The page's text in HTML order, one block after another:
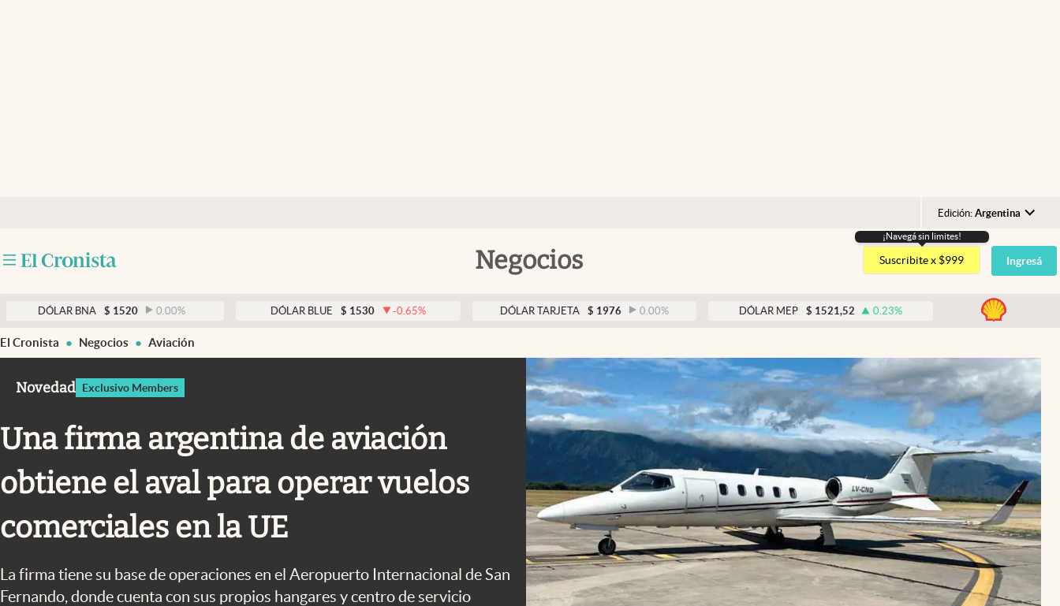
Edición: Argentina
Argentina
España
USA
Negocios
Infotechnology
Clase
Mundial 2026
Eventos Corporativos
Mediakit
abre en nueva pestaña
¡Navegá sin limites!
Suscribite x $999 Ingresá
DÓLAR BNA $ 1520 0.00% DÓLAR BLUE $ 1530 -0.65% DÓLAR TARJETA $ 1976 0.00% DÓLAR MEP $ 1521,52 0.23% DÓLAR BNA
El Cronista Negocios Aviación
Novedad Exclusivo Members
Una firma argentina de aviación
obtiene el aval para operar vuelos
comerciales en la UE
La firma tiene su base de operaciones en el Aeropuerto Internacional de San
Fernando, donde cuenta con sus propios hangares y centro de servicio